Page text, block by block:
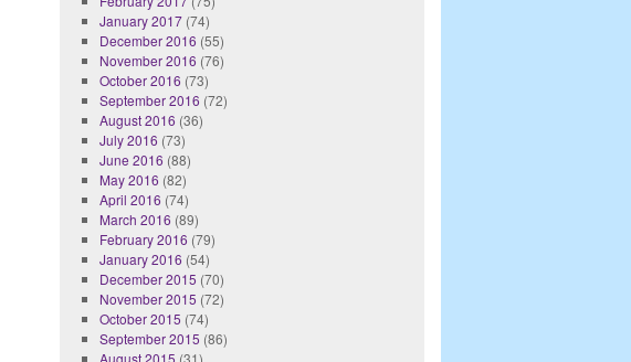
January 2017(74)
December 2016 (55)
November 2016 (76)
October 2016 (73)
September 2016 (72)
August 2016 (36)
July 2016 (73)
June 2016 (88)
May 2016 (82)
April 2016 (74)
March 2016 (89)
February 2016 (79)
January 2016 (54)
December 2015 (70)
November 2015 (72)
October 2015 (74)
September 2015 (86)
August 2015 (31)